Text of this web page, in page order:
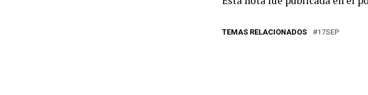
TEMAS RELACIONADOS 17SEP